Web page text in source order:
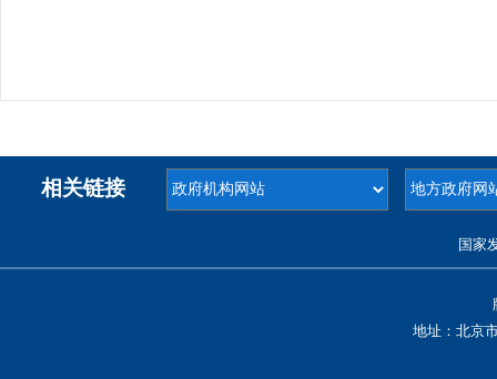
相关链接
国家
地址：北京